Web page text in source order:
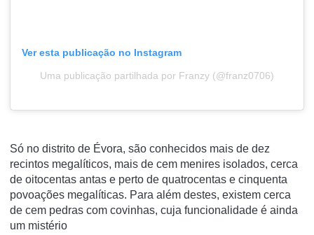
Ver esta publicação no Instagram
Uma publicação partilhada por Franzy (@franz0706)
Só no distrito de Évora, são conhecidos mais de dez
recintos megalíticos, mais de cem menires isolados, cerca
de oitocentas antas e perto de quatrocentas e cinquenta
povoações megalíticas. Para além destes, existem cerca
de cem pedras com covinhas, cuja funcionalidade é ainda
um mistério